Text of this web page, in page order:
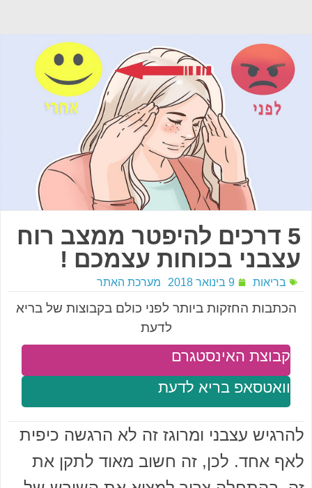
5 דרכים להיפטר ממצב רוח
עצבני בכוחות עצמכם !
בריאות 9 בינואר 2018 מערכת האתר
הכתבות החזקות ביותר לפני כולם בקבוצות של בריא
לדעת
וואטסאפ בריא לדעת
קבוצת האינסטגרם
להרגיש עצבני ומרוגז זה לא הרגשה כיפית
לאף אחד. לכן, זה חשוב מאוד לתקן את